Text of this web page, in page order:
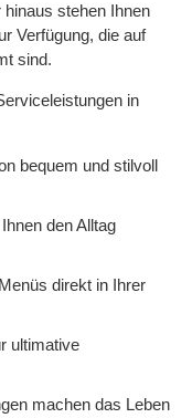
stehen Ihnen
Verfügung, die auf
sind.
in
bequem und stilvoll
den Alltag
direkt in Ihrer
ultimative
machen das Leben